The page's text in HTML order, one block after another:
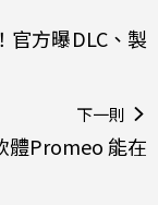
官方曝DLC、製
下一則
體Promeo 能在